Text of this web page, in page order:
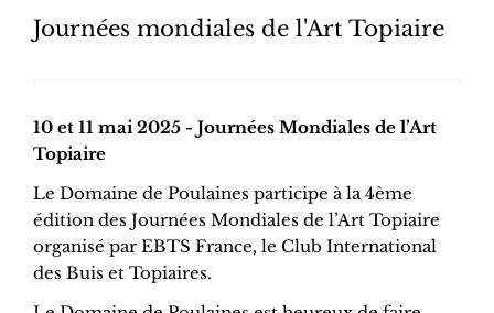
Journées mondiales de l'Art Topiaire
10 et 11 mai 2025 - Journées Mondiales de l’Art
Topiaire
Le Domaine de Poulaines participe à la 4ème
édition des Journées Mondiales de l’Art Topiaire
organisé par EBTS France, le Club International
des Buis et Topiaires.